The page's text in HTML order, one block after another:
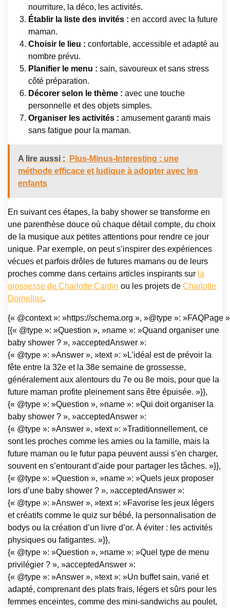
nourriture, la déco, les activités.
Établir la liste des invités : en accord avec la future
maman.
Choisir le lieu : confortable, accessible et adapté au
nombre prévu.
Planifier le menu : sain, savoureux et sans stress
côté préparation.
Décorer selon le thème : avec une touche
personnelle et des objets simples.
Organiser les activités : amusement garanti mais
sans fatigue pour la maman.
A lire aussi :
Plus-Minus-Interesting : une
méthode efficace et ludique à adopter avec les
enfants
En suivant ces étapes, la baby shower se transforme en
une parenthèse douce où chaque détail compte, du choix
de la musique aux petites attentions pour rendre ce jour
unique. Par exemple, on peut s’inspirer des expériences
vécues et parfois drôles de futures mamans ou de leurs
proches comme dans certains articles inspirants sur la
grossesse de Charlotte Cardin ou les projets de Charlotte
Dornellas.
{« @context »: »https://schema.org », »@type »: »FAQPage
[{« @type »: »Question », »name »: »Quand organiser une
baby shower ? », »acceptedAnswer »:
{« @type »: »Answer », »text »: »L’idéal est de prévoir la
fête entre la 32e et la 38e semaine de grossesse,
généralement aux alentours du 7e ou 8e mois, pour que la
future maman profite pleinement sans être épuisée. »}},
{« @type »: »Question », »name »: »Qui doit organiser la
baby shower ? », »acceptedAnswer »:
{« @type »: »Answer », »text »: »Traditionnellement, ce
sont les proches comme les amies ou la famille, mais la
future maman ou le futur papa peuvent aussi s’en charger,
souvent en s’entourant d’aide pour partager les tâches. »}},
{« @type »: »Question », »name »: »Quels jeux proposer
lors d’une baby shower ? », »acceptedAnswer »:
{« @type »: »Answer », »text »: »Favorise les jeux légers
et créatifs comme le quiz sur bébé, la personnalisation de
bodys ou la création d’un livre d’or. À éviter : les activités
physiques ou fatigantes. »}},
{« @type »: »Question », »name »: »Quel type de menu
privilégier ? », »acceptedAnswer »:
{« @type »: »Answer », »text »: »Un buffet sain, varié et
adapté, comprenant des plats frais, légers et sûrs pour les
femmes enceintes, comme des mini-sandwichs au poulet,